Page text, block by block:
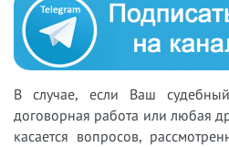
В случае, если Ваш
договорная работа или любая
касается вопросов,